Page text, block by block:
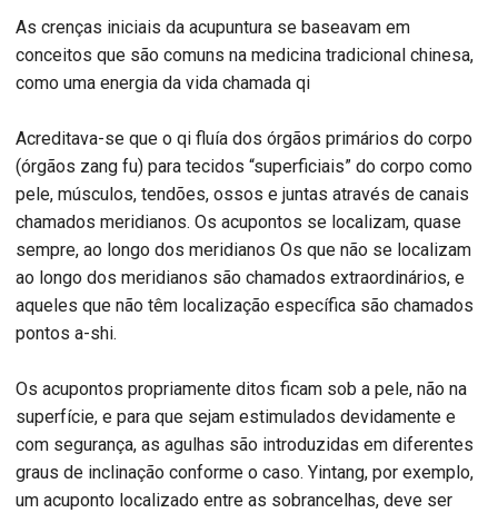
As crenças iniciais da acupuntura se baseavam em
conceitos que são comuns na medicina tradicional chinesa,
como uma energia da vida chamada qi
Acreditava-se que o qi fluía dos órgãos primários do corpo
(órgãos zang fu) para tecidos “superficiais” do corpo como
pele, músculos, tendões, ossos e juntas através de canais
chamados meridianos. Os acupontos se localizam, quase
sempre, ao longo dos meridianos Os que não se localizam
ao longo dos meridianos são chamados extraordinários, e
aqueles que não têm localização específica são chamados
pontos a-shi.
Os acupontos propriamente ditos ficam sob a pele, não na
superfície, e para que sejam estimulados devidamente e
com segurança, as agulhas são introduzidas em diferentes
graus de inclinação conforme o caso. Yintang, por exemplo,
um acuponto localizado entre as sobrancelhas, deve ser